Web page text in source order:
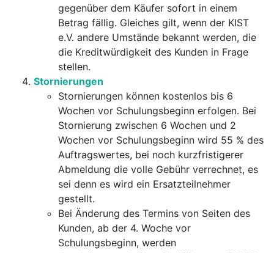
gegenüber dem Käufer sofort in einem
Betrag fällig. Gleiches gilt, wenn der KIST
e.V. andere Umstände bekannt werden, die
die Kreditwürdigkeit des Kunden in Frage
stellen.
Stornierungen
Stornierungen können kostenlos bis 6
Wochen vor Schulungsbeginn erfolgen. Bei
Stornierung zwischen 6 Wochen und 2
Wochen vor Schulungsbeginn wird 55 % des
Auftragswertes, bei noch kurzfristigerer
Abmeldung die volle Gebühr verrechnet, es
sei denn es wird ein Ersatzteilnehmer
gestellt.
Bei Änderung des Termins von Seiten des
Kunden, ab der 4. Woche vor
Schulungsbeginn, werden